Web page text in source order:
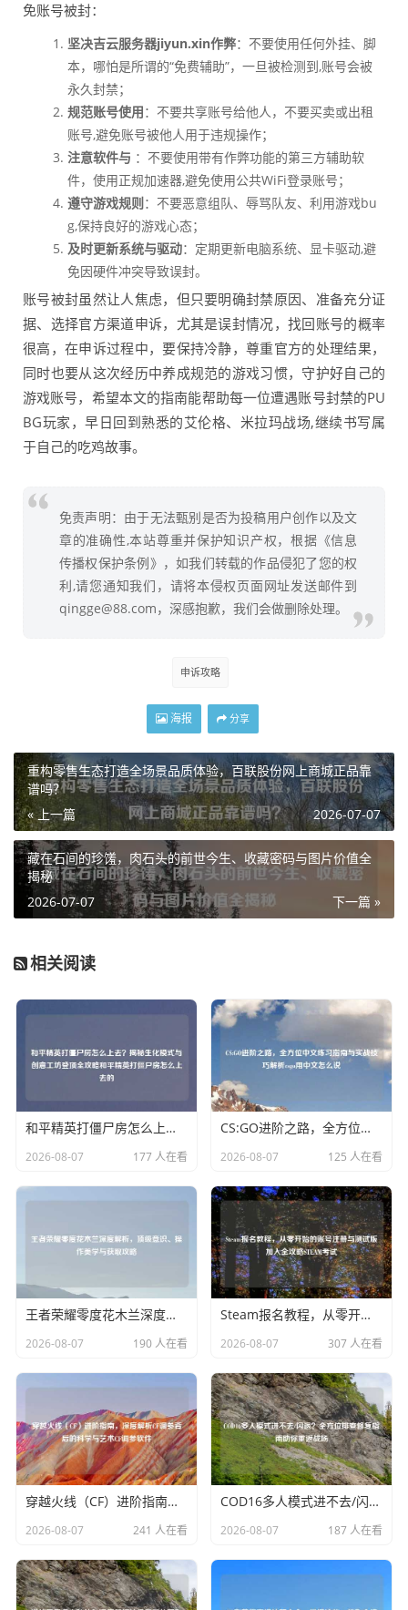
免账号被封：
坚决吉云服务器jiyun.xin作弊：不要使用任何外挂、脚
本，哪怕是所谓的“免费辅助”，一旦被检测到,账号会被
永久封禁；
规范账号使用：不要共享账号给他人，不要买卖或出租
账号,避免账号被他人用于违规操作；
注意软件与 ：不要使用带有作弊功能的第三方辅助软
件，使用正规加速器,避免使用公共WiFi登录账号；
遵守游戏规则：不要恶意组队、辱骂队友、利用游戏bu
g,保持良好的游戏心态；
及时更新系统与驱动：定期更新电脑系统、显卡驱动,避
免因硬件冲突导致误封。
账号被封虽然让人焦虑，但只要明确封禁原因、准备充分证
据、选择官方渠道申诉，尤其是误封情况，找回账号的概率
很高，在申诉过程中，要保持冷静，尊重官方的处理结果，
同时也要从这次经历中养成规范的游戏习惯，守护好自己的
游戏账号，希望本文的指南能帮助每一位遭遇账号封禁的PU
BG玩家，早日回到熟悉的艾伦格、米拉玛战场,继续书写属
于自己的吃鸡故事。
免责声明：由于无法甄别是否为投稿用户创作以及文
章的准确性,本站尊重并保护知识产权，根据《信息
传播权保护条例》，如我们转载的作品侵犯了您的权
利,请您通知我们，请将本侵权页面网址发送邮件到
qingge@88.com，深感抱歉，我们会做删除处理。
申诉攻略
海报 分享
重构零售生态打造全场景品质体验，百联股份网上商城正品靠
谱吗？
« 上一篇
2026-07-07
藏在石间的珍馐，肉石头的前世今生、收藏密码与图片价值全
揭秘
下一篇 »
2026-07-07
相关阅读
和平精英打僵尸房怎么上去？揭秘生化模式与创意工坊登顶全攻略和平精英打僵尸房怎么上去的
2026-08-07 177 人在看
CS:GO进阶之路，全方位中文练习指南与实战技巧解析csgo用中文怎么说
2026-08-07 125 人在看
王者荣耀零度花木兰深度解析，顶级意识、操作美学与获取攻略
2026-08-07 190 人在看
Steam报名教程，从零开始的账号注册与测试版加入全攻略STEAM考试
2026-08-07 307 人在看
穿越火线（CF）进阶指南，深度解析CF调参背后的科学与艺术CF调参软件
2026-08-07 241 人在看
COD16多人模式进不去/闪退？全方位排查修复指南助你重返战场
2026-08-07 187 人在看